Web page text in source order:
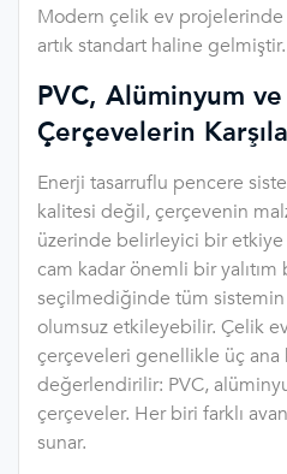
Modern çelik ev
artık standart haline gelmiştir.
PVC, Alüminyum
Çerçevelerin
Enerji tasarruflu pencere
kalitesi değil, çerçevenin
üzerinde belirleyici bir
cam kadar önemli bir
seçilmediğinde tüm
olumsuz etkileyebilir. Çelik
çerçeveleri genellikle üç ana
değerlendirilir: PVC,
çerçeveler. Her biri farklı
sunar.